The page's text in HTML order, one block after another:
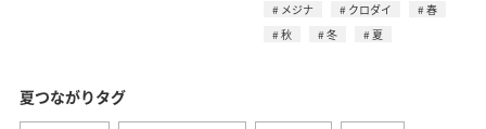
メジナ
クロダイ
春
秋
冬 夏
夏つながりタグ